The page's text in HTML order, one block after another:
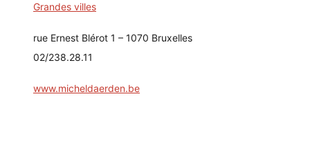
Grandes villes
rue Ernest Blérot 1 – 1070 Bruxelles
02/238.28.11
www.micheldaerden.be